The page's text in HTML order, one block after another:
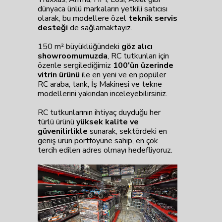
dünyaca ünlü markaların yetkili satıcısı
olarak, bu modellere özel teknik servis
desteği de sağlamaktayız.
150 m² büyüklüğündeki göz alıcı
showroomumuzda, RC tutkunları için
özenle sergilediğimiz 100'ün üzerinde
vitrin ürünü ile en yeni ve en popüler
RC araba, tank, İş Makinesi ve tekne
modellerini yakından inceleyebilirsiniz.
RC tutkunlarının ihtiyaç duyduğu her
türlü ürünü yüksek kalite ve
güvenilirlikle sunarak, sektördeki en
geniş ürün portföyüne sahip, en çok
tercih edilen adres olmayı hedefliyoruz.